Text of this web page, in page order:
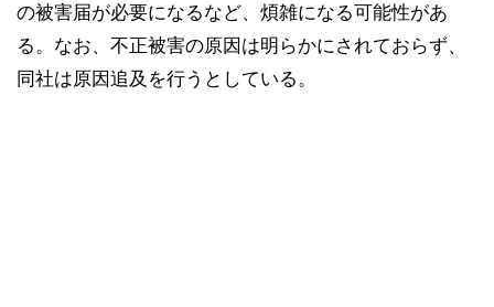
の被害届が必要になるなど、煩雑になる可能性があ
る。なお、不正被害の原因は明らかにされておらず、
同社は原因追及を行うとしている。